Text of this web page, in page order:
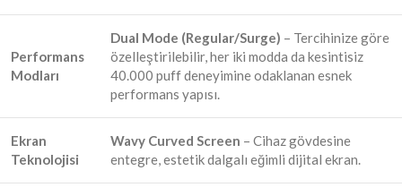
Performans
Modları
Dual Mode (Regular/Surge) – Tercihinize göre
özelleştirilebilir, her iki modda da kesintisiz
40.000 puff deneyimine odaklanan esnek
performans yapısı.
Ekran
Teknolojisi
Wavy Curved Screen – Cihaz gövdesine
entegre, estetik dalgalı eğimli dijital ekran.